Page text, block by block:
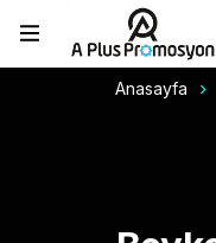
Anasayfa